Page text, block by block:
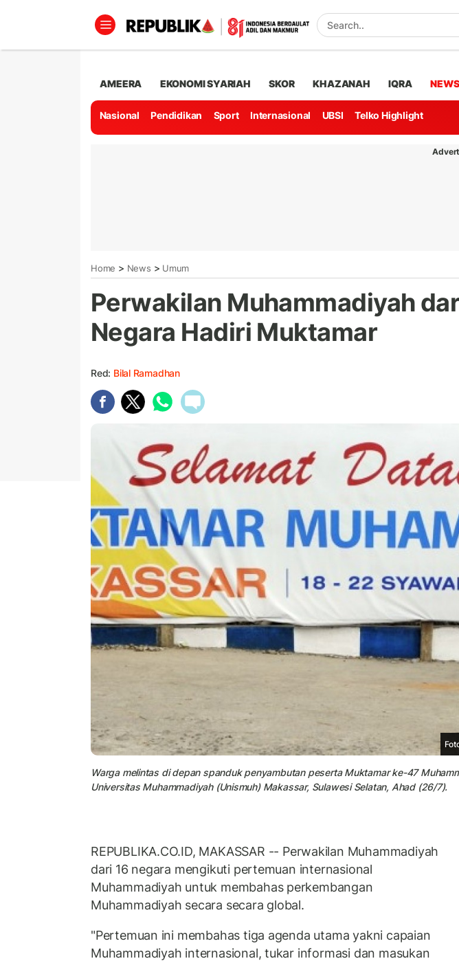
AMEERA EKONOMI SYARIAH SKOR KHAZANAH IQRA NEWS
Nasional Pendidikan Sport Internasional UBSI Telko Highlight
Home > News > Umum
Perwakilan Muhammadiyah
Negara Hadiri Muktamar
Red: Bilal Ramadhan
Warga melintas di depan spanduk penyambutan peserta Muktamar ke-47
Universitas Muhammadiyah (Unismuh) Makassar, Sulawesi Selatan, Ahad (26/7).
REPUBLIKA.CO.ID, MAKASSAR -- Perwakilan Muhammadiyah
dari 16 negara mengikuti pertemuan internasional
Muhammadiyah untuk membahas perkembangan
Muhammadiyah secara secara global.
"Pertemuan ini membahas tiga agenda utama yakni capaian
Muhammadiyah internasional, tukar informasi dan masukan